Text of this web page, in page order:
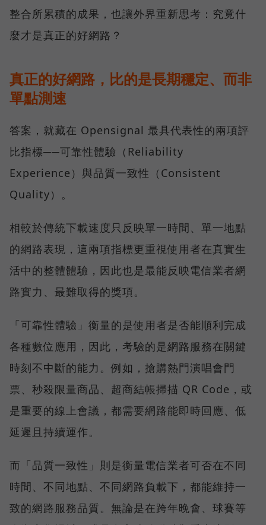
整合所累積的成果，也讓外界重新思考：究竟什
麼才是真正的好網路？
真正的好網路，比的是長期穩定、而非
單點測速
答案，就藏在 Opensignal 最具代表性的兩項評
比指標──可靠性體驗（Reliability
Experience）與品質一致性（Consistent
Quality）。
相較於傳統下載速度只反映單一時間、單一地點
的網路表現，這兩項指標更重視使用者在真實生
活中的整體體驗，因此也是最能反映電信業者網
路實力、最難取得的獎項。
「可靠性體驗」衡量的是使用者是否能順利完成
各種數位應用，因此，考驗的是網路服務在關鍵
時刻不中斷的能力。例如，搶購熱門演唱會門
票、秒殺限量商品、超商結帳掃描 QR Code，或
是重要的線上會議，都需要網路能即時回應、低
延遲且持續運作。
而「品質一致性」則是衡量電信業者可否在不同
時間、不同地點、不同網路負載下，都能維持一
致的網路服務品質。無論是在跨年晚會、球賽等